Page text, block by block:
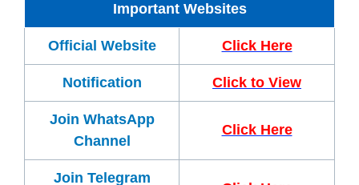
Important Websites
Official Website Click Here
Notification Click to View
Join WhatsApp
Channel
Click Here
Join Telegram